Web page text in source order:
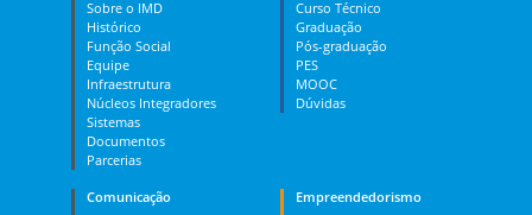
Sobre o IMD
Histórico
Função Social
Equipe
Infraestrutura
Núcleos Integradores
Sistemas
Documentos
Parcerias
Curso Técnico
Graduação
Pós-graduação
PES
MOOC
Dúvidas
Comunicação
Empreendedorismo